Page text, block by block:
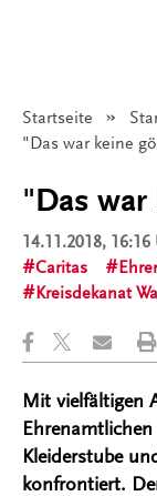
Startseite
Angezeigt:
"Das war keine
"Das war
14.11.2018, 16:16
Caritas
Kreisdekanat
Mit vielfältigen
Ehrenamtlichen
Kleiderstube
konfrontiert.